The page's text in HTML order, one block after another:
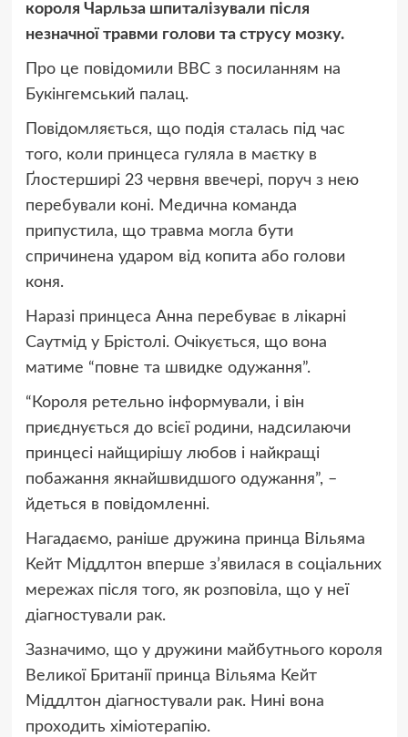
короля Чарльза шпиталізували після
незначної травми голови та струсу мозку.
Про це повідомили BBC з посиланням на
Букінгемський палац.
Повідомляється, що подія сталась під час
того, коли принцеса гуляла в маєтку в
Ґлостерширі 23 червня ввечері, поруч з нею
перебували коні. Медична команда
припустила, що травма могла бути
спричинена ударом від копита або голови
коня.
Наразі принцеса Анна перебуває в лікарні
Саутмід у Брістолі. Очікується, що вона
матиме “повне та швидке одужання”.
“Короля ретельно інформували, і він
приєднується до всієї родини, надсилаючи
принцесі найщирішу любов і найкращі
побажання якнайшвидшого одужання”, –
йдеться в повідомленні.
Нагадаємо, раніше дружина принца Вільяма
Кейт Міддлтон вперше з’явилася в соціальних
мережах після того, як розповіла, що у неї
діагностували рак.
Зазначимо, що у дружини майбутнього короля
Великої Британії принца Вільяма Кейт
Міддлтон діагностували рак. Нині вона
проходить хіміотерапію.